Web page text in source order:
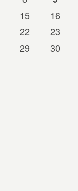
15
16
22
23
29
30